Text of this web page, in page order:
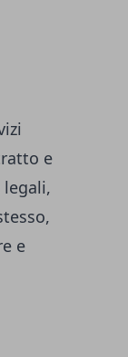
e
e